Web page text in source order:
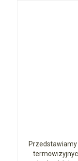
Przedstawiamy